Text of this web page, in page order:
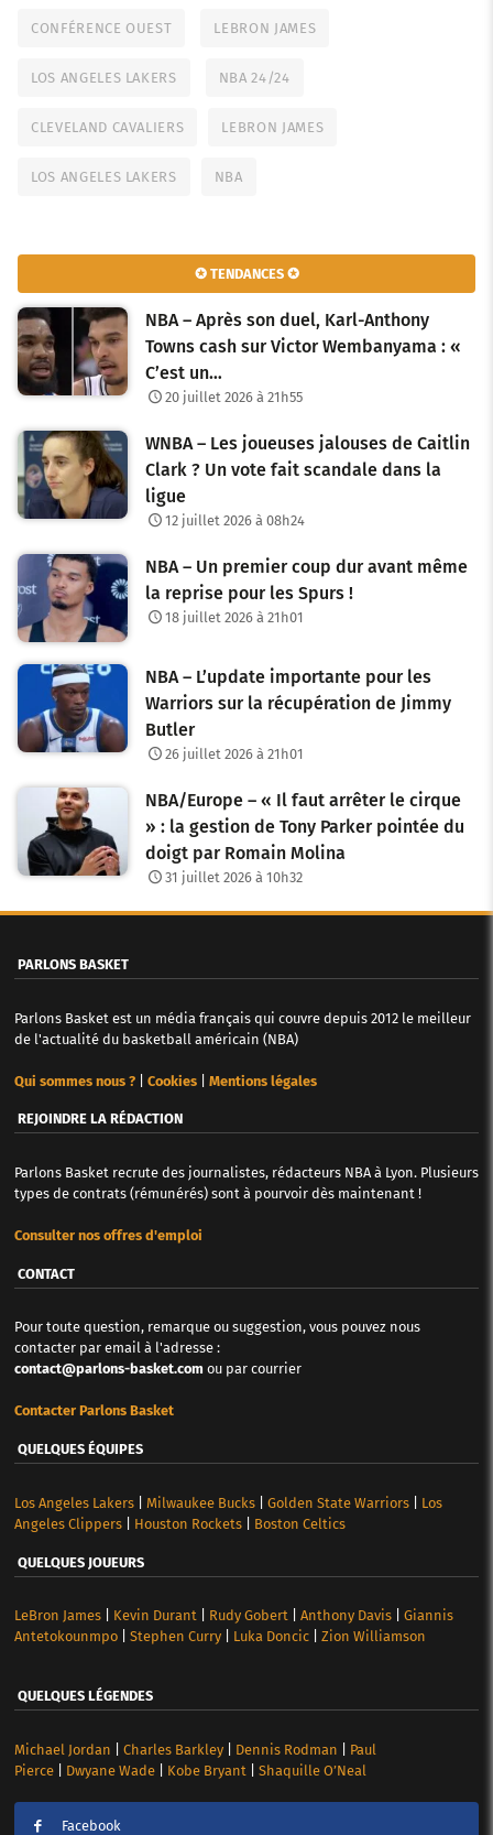
CONFÉRENCE OUEST LEBRON JAMES
LOS ANGELES LAKERS NBA 24/24
CLEVELAND CAVALIERS LEBRON JAMES
LOS ANGELES LAKERS NBA
✪ TENDANCES ✪
NBA – Après son duel, Karl-Anthony
Towns cash sur Victor Wembanyama : «
C’est un…
20 juillet 2026 à 21h55
WNBA – Les joueuses jalouses de Caitlin
Clark ? Un vote fait scandale dans la
ligue
12 juillet 2026 à 08h24
NBA – Un premier coup dur avant même
la reprise pour les Spurs !
18 juillet 2026 à 21h01
NBA – L’update importante pour les
Warriors sur la récupération de Jimmy
Butler
26 juillet 2026 à 21h01
NBA/Europe – « Il faut arrêter le cirque
» : la gestion de Tony Parker pointée du
doigt par Romain Molina
31 juillet 2026 à 10h32
PARLONS BASKET
Parlons Basket est un média français qui couvre depuis 2012 le meilleur
de l'actualité du basketball américain (NBA)
Qui sommes nous ?| Cookies| Mentions légales
REJOINDRE LA RÉDACTION
Parlons Basket recrute des journalistes, rédacteurs NBA à Lyon. Plusieurs
types de contrats (rémunérés) sont à pourvoir dès maintenant !
Consulter nos offres d'emploi
CONTACT
Pour toute question, remarque ou suggestion, vous pouvez nous
contacter par email à l'adresse :
contact@parlons-basket.com ou par courrier
Contacter Parlons Basket
QUELQUES ÉQUIPES
Los Angeles Lakers| Milwaukee Bucks| Golden State Warriors| Los
Angeles Clippers| Houston Rockets| Boston Celtics
QUELQUES JOUEURS
LeBron James| Kevin Durant| Rudy Gobert| Anthony Davis| Giannis
Antetokounmpo| Stephen Curry| Luka Doncic| Zion Williamson
QUELQUES LÉGENDES
Michael Jordan Charles Barkley| Dennis Rodman
Paul
Pierce| Dwyane Wade| Kobe Bryant Shaquille O’Neal
Facebook